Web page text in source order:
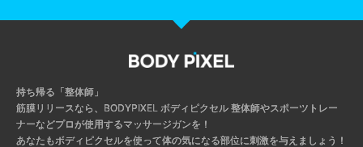
持ち帰る「整体師」
筋膜リリースなら、BODYPIXEL ボディピクセル 整体師やスポーツトレー
ナーなどプロが使用するマッサージガンを！
あなたもボディピクセルを使って体の気になる部位に刺激を与えましょう！